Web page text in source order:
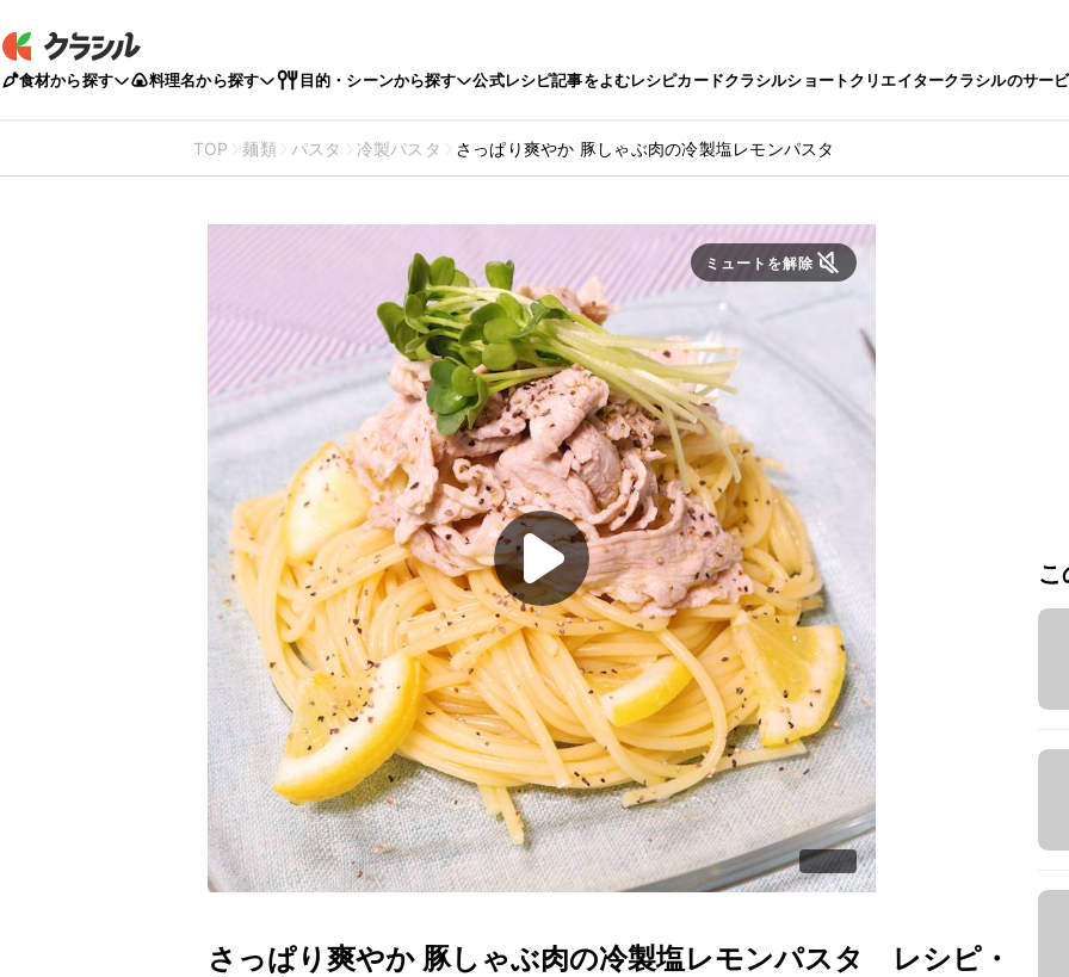
食材から探す 料理名から探す 目的・シーンから探す 公式レシピ記事をよむレシピカードクラシルショートクリエイタークラシルのサー
TOP 麺類 パスタ 冷製パスタ さっぱり爽やか 豚しゃぶ肉の冷製塩レモンパスタ
ミュートを解除
さっぱり爽やか 豚しゃぶ肉の冷製塩レモンパスタ
レシピ・